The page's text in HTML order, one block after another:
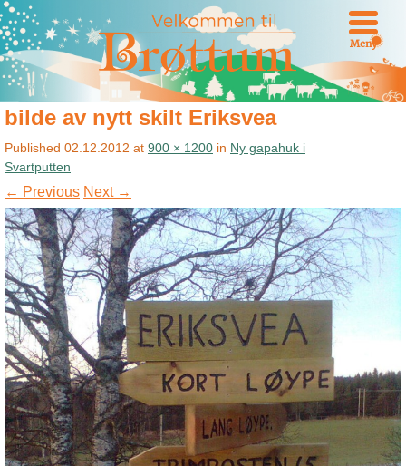
Meny
bilde av nytt skilt Eriksvea
Published 02.12.2012 at 900 × 1200 in Ny gapahuk i
Svartputten
← Previous Next →